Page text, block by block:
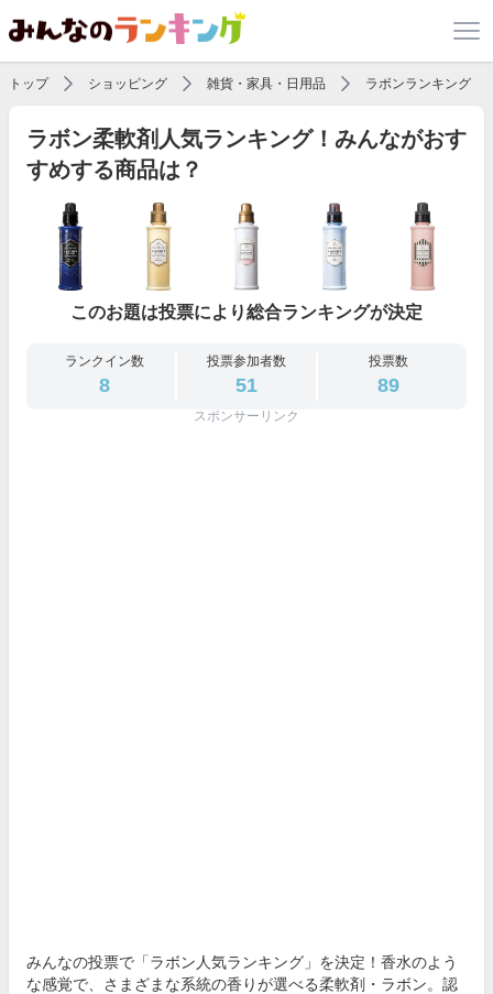
トップ ショッピング 雑貨・家具・日用品 ラボンランキング
ラボン柔軟剤人気ランキング！みんながおす
すめする商品は？
このお題は投票により総合ランキングが決定
ランクイン数
8
投票参加者数
51
投票数
89
スポンサーリンク
みんなの投票で「ラボン人気ランキング」を決定！香水のよう
な感覚で、さまざまな系統の香りが選べる柔軟剤・ラボン。認